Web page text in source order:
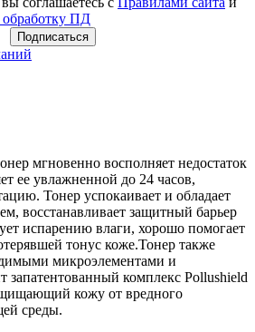
обработку ПД
Подписаться
мгновенно восполняет недостаток
ее увлажненной до 24 часов,
Тонер успокаивает и обладает
восстанавливает защитный барьер
испарению влаги, хорошо помогает
тонус коже.Тонер также
микроэлементами и
запатентованный комплекс Pollushield
кожу от вредного
среды.